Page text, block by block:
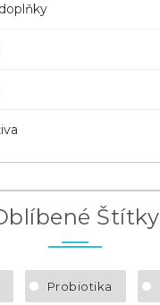
Štítky
Probiotika